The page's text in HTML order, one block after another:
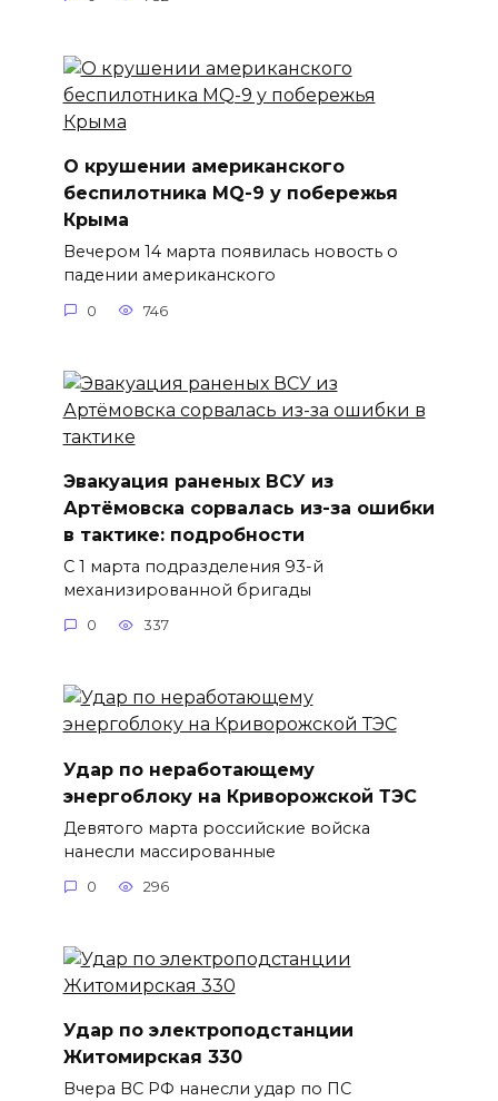
О крушении американского
беспилотника MQ-9 у побережья
Крыма
Вечером 14 марта появилась новость о
падении американского
0 746
Эвакуация раненых ВСУ из
Артёмовска сорвалась из-за ошибки
в тактике: подробности
С 1 марта подразделения 93-й
механизированной бригады
0 337
Удар по неработающему
энергоблоку на Криворожской ТЭС
Девятого марта российские войска
нанесли массированные
0 296
Удар по электроподстанции
Житомирская 330
Вчера ВС РФ нанесли удар по ПС